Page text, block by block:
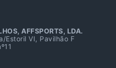
AFFSPORTS, LDA.
Estoril VI, Pavilhão F